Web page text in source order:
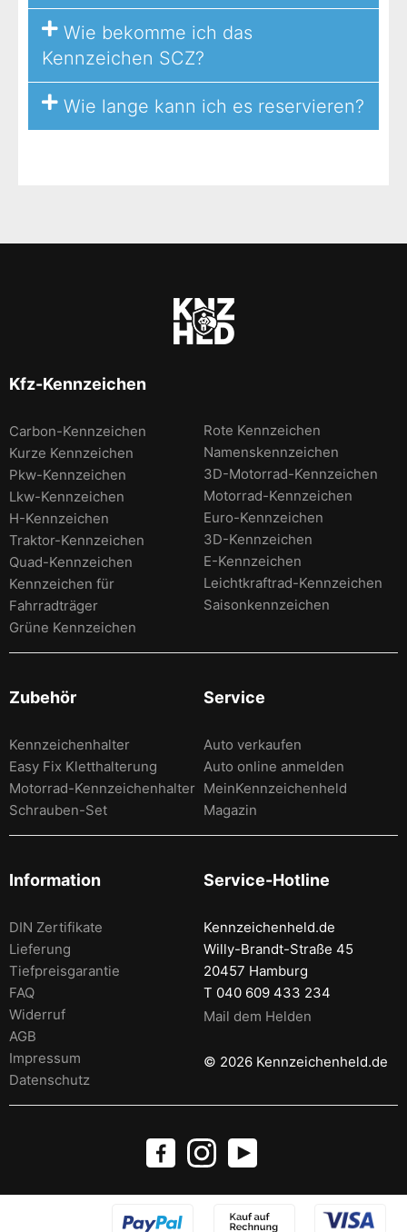
Wie bekomme ich das
Kennzeichen SCZ?
Wie lange kann ich es reservieren?
Kfz-Kennzeichen
Carbon-Kennzeichen
Kurze Kennzeichen
Pkw-Kennzeichen
Lkw-Kennzeichen
H-Kennzeichen
Traktor-Kennzeichen
Quad-Kennzeichen
Kennzeichen für
Fahrradträger
Grüne Kennzeichen
Rote Kennzeichen
Namenskennzeichen
3D-Motorrad-Kennzeichen
Motorrad-Kennzeichen
Euro-Kennzeichen
3D-Kennzeichen
E-Kennzeichen
Leichtkraftrad-Kennzeichen
Saisonkennzeichen
Zubehör
Kennzeichenhalter
Easy Fix Kletthalterung
Motorrad-Kennzeichenhalter
Schrauben-Set
Service
Auto verkaufen
Auto online anmelden
MeinKennzeichenheld
Magazin
Information
DIN Zertifikate
Lieferung
Tiefpreisgarantie
FAQ
Widerruf
AGB
Impressum
Datenschutz
Service-Hotline
Kennzeichenheld.de
Willy-Brandt-Straße 45
20457 Hamburg
T 040 609 433 234
Mail dem Helden
© 2026 Kennzeichenheld.de